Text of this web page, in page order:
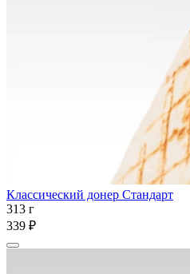
Классический донер Стандарт
313 г
339 ₽